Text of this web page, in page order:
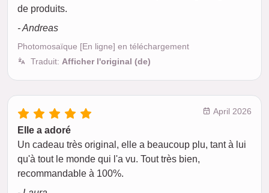
de produits.
- Andreas
Photomosaïque [En ligne] en téléchargement
Traduit: Afficher l'original (de)
April 2026
Elle a adoré
Un cadeau très original, elle a beaucoup plu, tant à lui
qu'à tout le monde qui l'a vu. Tout très bien,
recommandable à 100%.